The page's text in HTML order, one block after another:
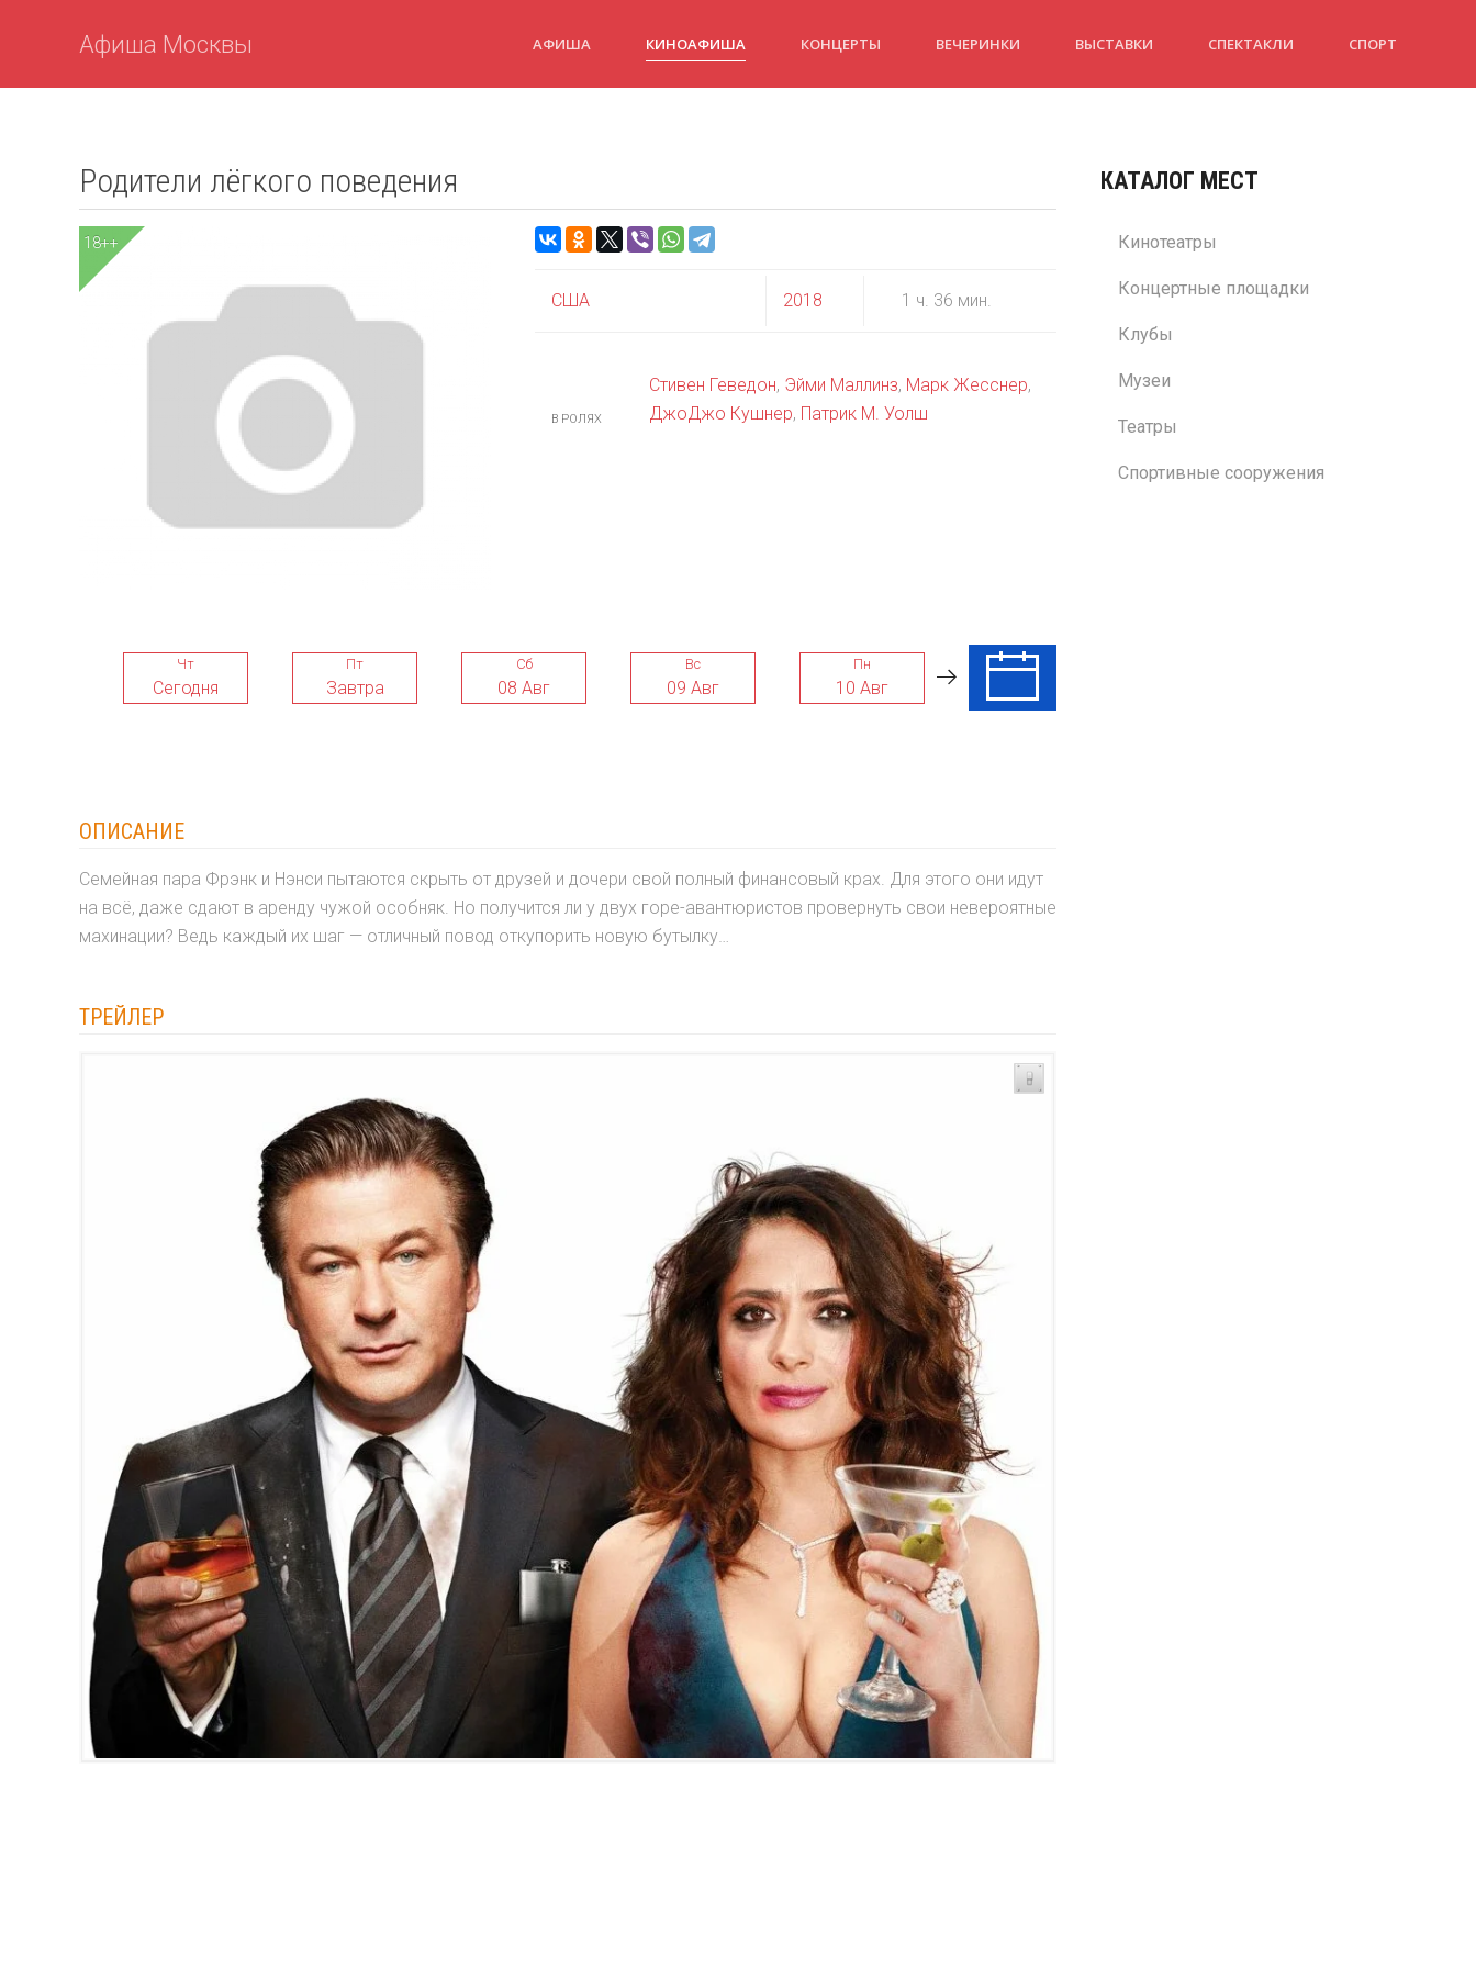
Афиша Москвы АФИША КИНОАФИША КОНЦЕРТЫ ВЕЧЕРИНКИ ВЫСТАВКИ СПЕКТАКЛИ СПОРТ
Родители лёгкого поведения
18++
США 2018 1 ч. 36 мин.
В РОЛЯХ
Стивен Геведон, Эйми Маллинз, Марк Жесснер,
ДжоДжо Кушнер, Патрик М. Уолш
Чт
Сегодня
Пт
Завтра
Сб
08 Авг
Вс
09 Авг
Пн
10 Авг
Вт
ОПИСАНИЕ
Семейная пара Фрэнк и Нэнси пытаются скрыть от друзей и дочери свой полный финансовый крах. Для этого они идут
на всё, даже сдают в аренду чужой особняк. Но получится ли у двух горе-авантюристов провернуть свои невероятные
махинации? Ведь каждый их шаг — отличный повод откупорить новую бутылку…
ТРЕЙЛЕР
КАТАЛОГ МЕСТ
Кинотеатры
Концертные площадки
Клубы
Музеи
Театры
Спортивные сооружения